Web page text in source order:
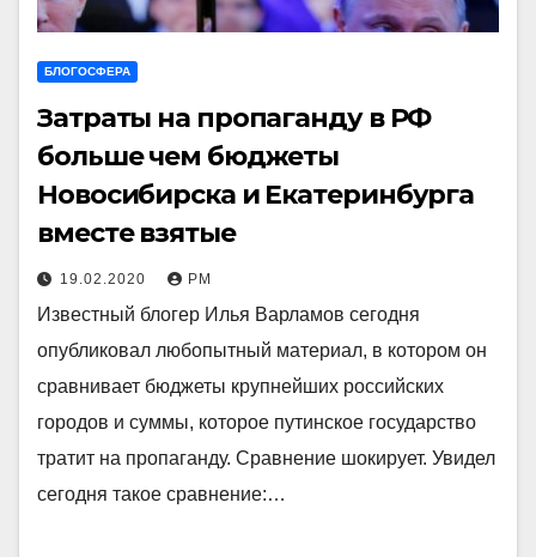
БЛОГОСФЕРА
Затраты на пропаганду в РФ
больше чем бюджеты
Новосибирска и Екатеринбурга
вместе взятые
19.02.2020 РМ
Известный блогер Илья Варламов сегодня
опубликовал любопытный материал, в котором он
сравнивает бюджеты крупнейших российских
городов и суммы, которое путинское государство
тратит на пропаганду. Сравнение шокирует. Увидел
сегодня такое сравнение:…